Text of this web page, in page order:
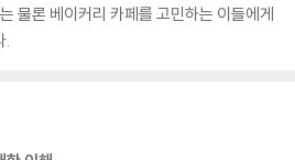
물론 베이커리 카페를 고민하는 이들에게
.